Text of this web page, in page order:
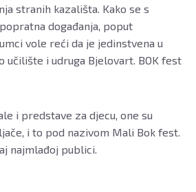
stranih kazališta. Kako se s
događanja, poput
vole reći da je jedinstvena u
učilište i udruga Bjelovart. BOK fest
i predstave za djecu, one su
i to pod nazivom Mali Bok fest.
najmlađoj publici.